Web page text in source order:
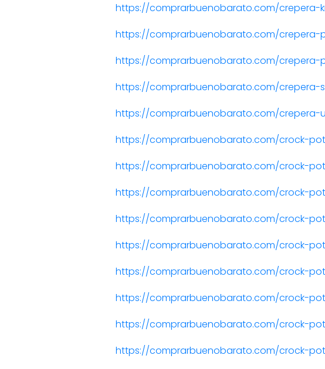
https://comprarbuenobarato.com/crepera-
https://comprarbuenobarato.com/crepera-
https://comprarbuenobarato.com/crepera-
https://comprarbuenobarato.com/crepera-
https://comprarbuenobarato.com/crepera-
https://comprarbuenobarato.com/crock-
https://comprarbuenobarato.com/crock-
https://comprarbuenobarato.com/crock-
https://comprarbuenobarato.com/crock-
https://comprarbuenobarato.com/crock-
https://comprarbuenobarato.com/crock-
https://comprarbuenobarato.com/crock-
https://comprarbuenobarato.com/crock-
https://comprarbuenobarato.com/crock-